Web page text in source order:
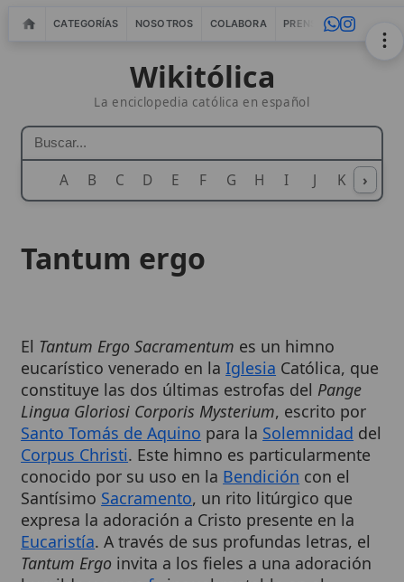
CATEGORÍAS NOSOTROS COLABORA PRENSA WEBMASTERS
Wikitólica
La enciclopedia católica en español
A B C D E F G H I J K L M
›
constituye las dos últimas estrofas delPange
Lingua Gloriosi Corporis Mysterium, escrito por
Santo Tomás de Aquinopara laSolemnidaddel
Corpus Christi. Este himno es particularmente
conocido por su uso en la Bendicióncon el
SantísimoSacramento, un rito litúrgico que
expresa la adoración a Cristo presente en la
Eucaristía. A través de sus profundas letras, el
Tantum Ergoinvita a los fieles a una adoración
humilde y a una feinquebrantable en el
misterio de la Presencia Real, superando las
limitaciones de los sentidos humanos.